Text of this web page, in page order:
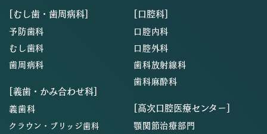
[むし歯・歯周病科]
予防歯科
むし歯科
歯周病科
[義歯・かみ合わせ科]
義歯科
クラウン・ブリッジ歯科
[口腔科]
口腔内科
口腔外科
歯科放射線科
歯科麻酔科
[高次口腔医療センター]
顎関節治療部門